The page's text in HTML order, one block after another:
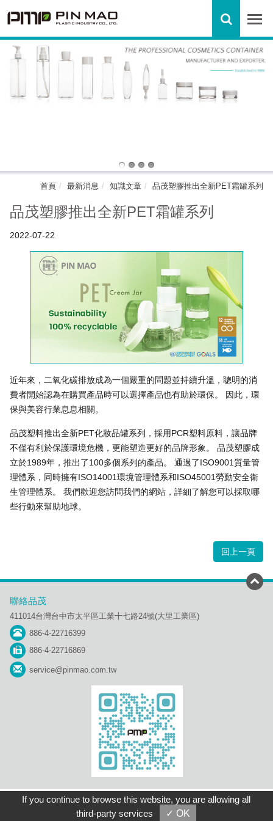
首頁 最新消息 知識文章 品茂塑膠推出全新PET霜罐系列
品茂塑膠推出全新PET霜罐系列
2022-07-22
近年來，二氧化碳排放成為一個嚴重的問題並持續升溫，聰明的消
費者開始認為在購買產品時可以選擇產品也有助於環保。 因此，環
保與美容行業息息相關。
品茂塑料推出全新PET化妝品罐系列，採用PCR塑料原料，讓品牌
不僅有利於保護環境危機，更能塑造更好的品牌形象。 品茂塑膠成
立於1989年，推出了100多個系列的產品。 通過了ISO9001質量管
理體系，同時擁有ISO14001環境管理體系和ISO45001勞動安全衛
生管理體系。 我們歡迎您訪問我們的網站，詳細了解您可以採取哪
些行動來幫助地球。
回上一頁
聯絡品茂
411014台灣台中市太平區工業十七路24號(大里工業區)
886-4-22716399
886-4-22716869
service@pinmao.com.tw
網站地圖 聯絡我們 Home Copyright © 品茂塑膠工業股份有限公司
B2BManufactures B2BChinaSources
If you continue to browse this website, you are allowing all
third-party services
✓ OK